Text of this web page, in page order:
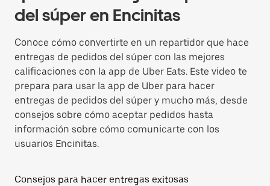
del súper en Encinitas
Conoce cómo convertirte en un repartidor que hace
entregas de pedidos del súper con las mejores
calificaciones con la app de Uber Eats. Este video te
prepara para usar la app de Uber para hacer
entregas de pedidos del súper y mucho más, desde
consejos sobre cómo aceptar pedidos hasta
información sobre cómo comunicarte con los
usuarios Encinitas.
Consejos para hacer entregas exitosas